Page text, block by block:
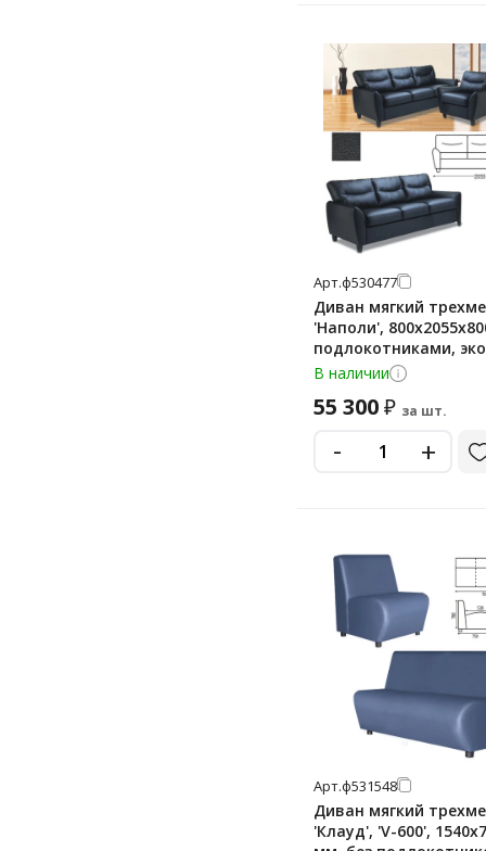
Арт.ф530477
Диван мягкий
'Наполи',
подлокотниками,
черный
В наличии
55 300₽ за шт.
- +
Арт.ф531548
Диван мягкий
'Клауд', 'V-600',